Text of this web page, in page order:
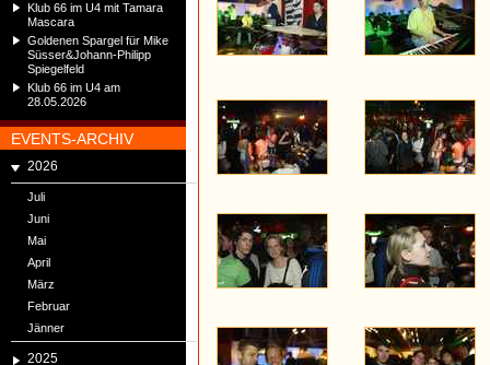
Klub 66 im U4 mit Tamara
Mascara
Goldenen Spargel für Mike
Süsser&Johann-Philipp
Spiegelfeld
Klub 66 im U4 am
28.05.2026
EVENTS-ARCHIV
2026
Juli
Juni
Mai
April
März
Februar
Jänner
2025